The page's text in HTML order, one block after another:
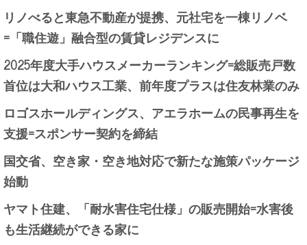
リノべると東急不動産が提携、元社宅を一棟リノベ
=「職住遊」融合型の賃貸レジデンスに
2025年度大手ハウスメーカーランキング=総販売戸数
首位は大和ハウス工業、前年度プラスは住友林業のみ
ロゴスホールディングス、アエラホームの民事再生を
支援=スポンサー契約を締結
国交省、空き家・空き地対応で新たな施策パッケージ
始動
ヤマト住建、「耐水害住宅仕様」の販売開始=水害後
も生活継続ができる家に